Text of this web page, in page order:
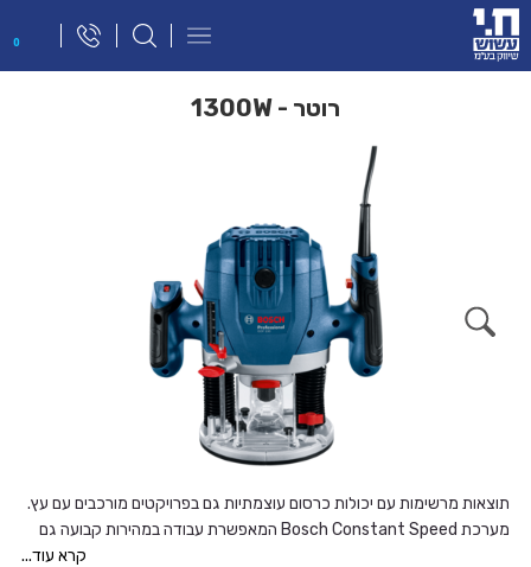
0
פתח
רוטר - 1300W
תוצאות מרשימות עם יכולות כרסום עוצמתיות גם בפרויקטים מורכבים עם עץ.
מערכת Bosch Constant Speed המאפשרת עבודה במהירות קבועה גם
קרא עוד...